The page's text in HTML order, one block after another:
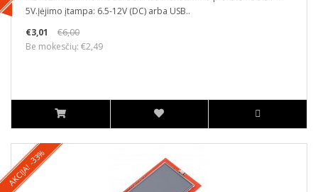
5V.Įėjimo įtampa: 6.5-12V (DC) arba USB..
€3,01
€6,00
Be mokesčių: €2,49
AKCIJA! -33%